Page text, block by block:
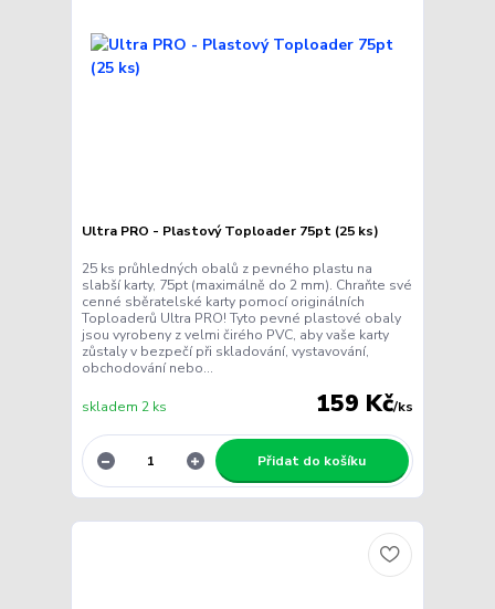
Ultra PRO - Plastový Toploader 75pt (25 ks)
25 ks průhledných obalů z pevného plastu na
slabší karty, 75pt (maximálně do 2 mm). Chraňte své
cenné sběratelské karty pomocí originálních
Toploaderů Ultra PRO! Tyto pevné plastové obaly
jsou vyrobeny z velmi čirého PVC, aby vaše karty
zůstaly v bezpečí při skladování, vystavování,
obchodování nebo...
159 Kč/ks
skladem 2 ks
Přidat do košíku